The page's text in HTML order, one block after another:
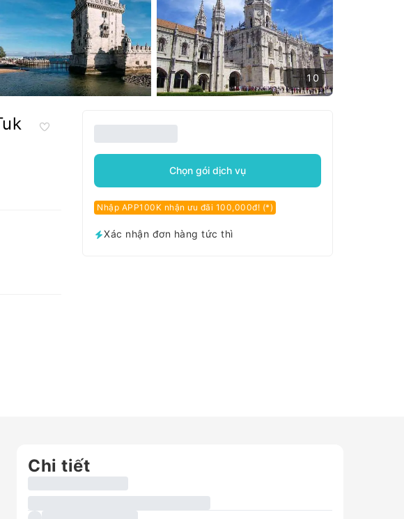
10
Chọn gói dịch vụ
Nhập APP100K nhận ưu đãi 100,000đ! (*)
Xác nhận đơn hàng tức thì
Chi tiết